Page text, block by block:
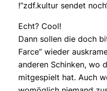
!“zdf.kultur sendet
Echt? Cool!
Dann sollen die doch
Farce“ wieder
anderen Schinken, wo
mitgespielt hat. Auch